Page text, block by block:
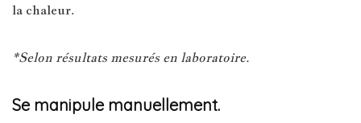
la chaleur.
*Selon résultats mesurés en laboratoire.
Se manipule manuellement.